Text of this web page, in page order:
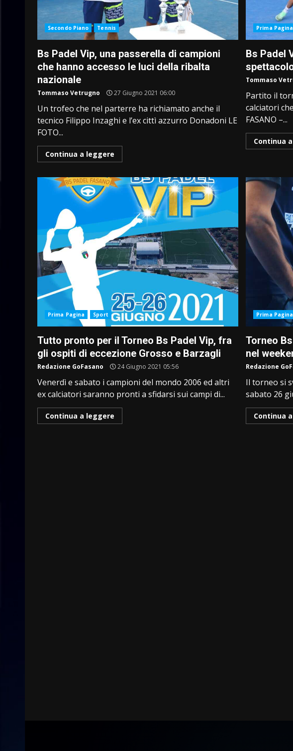
Secondo Piano Tennis
Bs Padel Vip, una passerella di campioni
che hanno accesso le luci della ribalta
nazionale
Tommaso Vetrugno 27 Giugno 2021 06:00
Un trofeo che nel parterre ha richiamato anche il
tecnico Filippo Inzaghi e l’ex cittì azzurro Donadoni LE
FOTO...
Continua a leggere
Prima Pagina
Bs Padel
Tommaso
Partito il
calciatori
FASANO –...
Continua
Prima Pagina Sport
Tutto pronto per il Torneo Bs Padel Vip, fra
gli ospiti di eccezione Grosso e Barzagli
Redazione GoFasano 24 Giugno 2021 05:56
Venerdì e sabato i campioni del mondo 2006 ed altri
ex calciatori saranno pronti a sfidarsi sui campi di...
Continua a leggere
Prima Pagina
Torneo
nel
Redazione
Il torneo si
sabato 26
Continua